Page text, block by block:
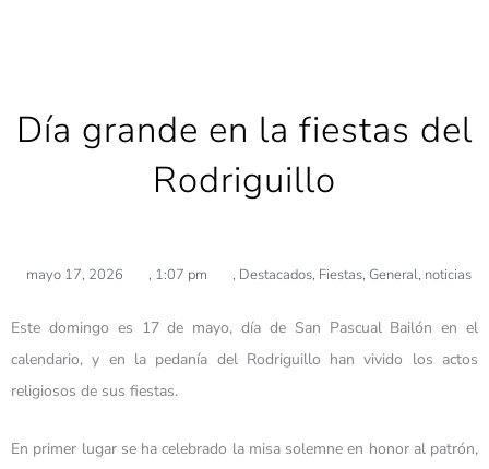
Día grande en la fiestas del
Rodriguillo
mayo 17, 2026 , 1:07 pm , Destacados, Fiestas, General, noticias
Este domingo es 17 de mayo, día de San Pascual Bailón en el
calendario, y en la pedanía del Rodriguillo han vivido los actos
religiosos de sus fiestas.
En primer lugar se ha celebrado la misa solemne en honor al patrón,